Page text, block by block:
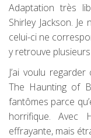
Adaptation très
Shirley Jackson.
celui-ci ne
y retrouve
J’ai voulu
The Haunting of
fantômes parce
horrifique.
effrayante, mais